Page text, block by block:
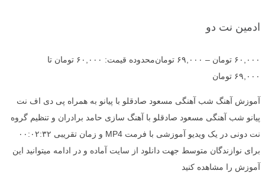
ادمین نت دو
۶۰,۰۰۰ تومان – ۶۹,۰۰۰ تومان
محدوده قیمت: ۶۰,۰۰۰ تومان تا
۶۹,۰۰۰ تومان
آموزش آهنگ شب آهنگی مسعود صادقلو با پیانو به همراه پی دی اف نت
پیانو شب آهنگی مسعود صادقلو با آهنگ سازی حامد برادران و تنظیم گروه
نت دونی در یک ویدیو آموزشی با فرمت MP4 و زمان تقریبی ۰۰:۰۲:۳۲
برای نوازندگان متوسط جهت دانلود از سایت آماده و در ادامه میتوانید این
آموزش را مشاهده کنید